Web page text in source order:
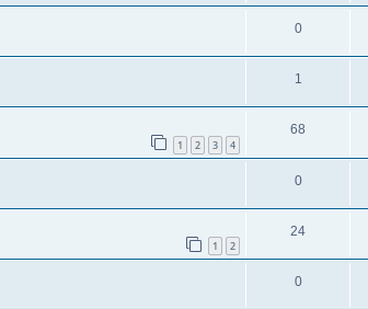
0
1
1 2 3 4
68
0
1 2
24
0